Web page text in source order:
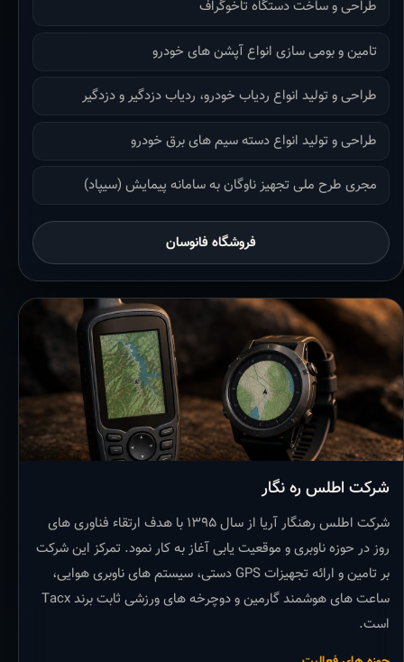
طراحی و ساخت دستگاه تاخوگراف
تامین و بومی سازی انواع آپشن های خودرو
طراحی و تولید انواع ردیاب خودرو، ردیاب دزدگیر و دزدگیر
طراحی و تولید انواع دسته سیم های برق خودرو
مجری طرح ملی تجهیز ناوگان به سامانه پیمایش (سیپاد)
فروشگاه فانوسان
شرکت اطلس ره نگار
شرکت اطلس رهنگار آریا از سال ۱۳۹۵ با هدف ارتقاء فناوری های
روز در حوزه ناوبری و موقعیت یابی آغاز به کار نمود. تمرکز این شرکت
بر تامین و ارائه تجهیزات GPS دستی، سیستم های ناوبری هوایی،
ساعت های هوشمند گارمین و دوچرخه های ورزشی ثابت برند Tacx
است.